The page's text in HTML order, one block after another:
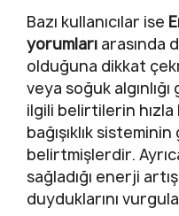
Bazı kullanıcılar ise
yorumları arasında
olduğuna dikkat
veya soğuk
ilgili belirtilerin
bağışıklık
belirtmişlerdir.
sağladığı enerji
duyduklarını